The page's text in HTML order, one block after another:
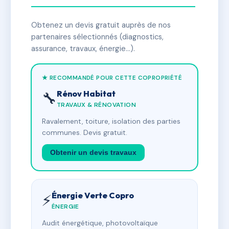
Obtenez un devis gratuit auprès de nos
partenaires sélectionnés (diagnostics,
assurance, travaux, énergie…).
★ RECOMMANDÉ POUR CETTE COPROPRIÉTÉ
🔧 Rénov Habitat
TRAVAUX & RÉNOVATION
Ravalement, toiture, isolation des parties
communes. Devis gratuit.
Obtenir un devis travaux
⚡Énergie Verte Copro
ÉNERGIE
Audit énergétique, photovoltaïque